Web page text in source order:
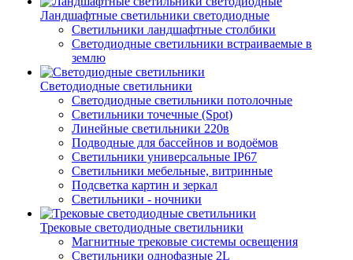
Ландшафтные светильники светодиодные
Светильники ландшафтные столбики
Светодиодные светильники встраиваемые в
землю
Светодиодные светильники
Светодиодные светильники потолочные
Светильники точечные (Spot)
Линейные светильники 220в
Подводные для бассейнов и водоёмов
Светильники универсальные IP67
Светильники мебельные, витринные
Подсветка картин и зеркал
Светильники - ночники
Трековые светодиодные светильники
Магнитные трековые системы освещения
Светильники однофазные 2L